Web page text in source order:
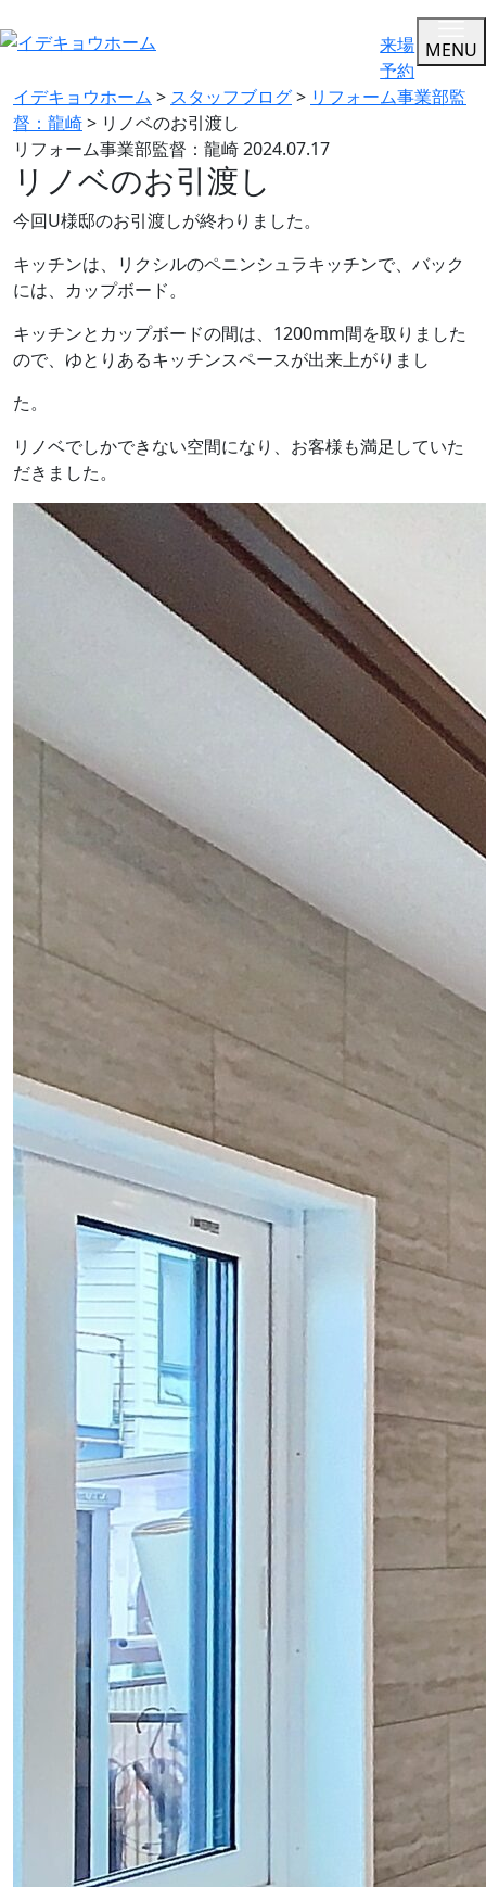
来場
予約
MENU
イデキョウホーム > スタッフブログ> リフォーム事業部監
督：龍崎> リノベのお引渡し
リフォーム事業部監督：龍崎2024.07.17
リノベのお引渡し
今回U様邸のお引渡しが終わりました。
キッチンは、リクシルのペニンシュラキッチンで、バック
には、カップボード。
キッチンとカップボードの間は、1200mm間を取りました
ので、ゆとりあるキッチンスペースが出来上がりまし
た。
リノベでしかできない空間になり、お客様も満足していた
だきました。